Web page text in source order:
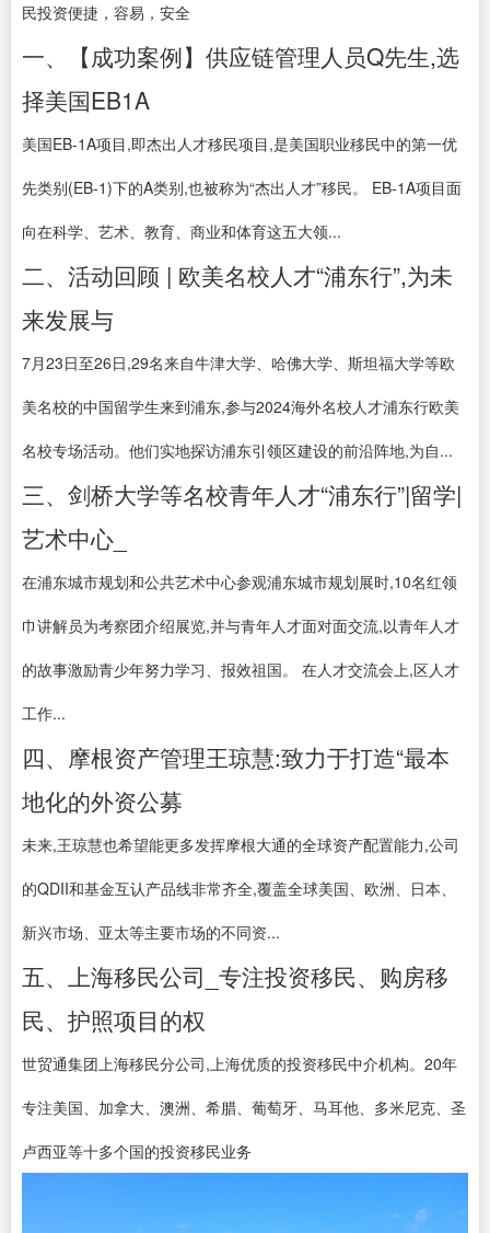
民投资便捷，容易，安全
一、【成功案例】供应链管理人员Q先生,选
择美国EB1A
美国EB-1A项目,即杰出人才移民项目,是美国职业移民中的第一优
先类别(EB-1)下的A类别,也被称为“杰出人才”移民。 EB-1A项目面
向在科学、艺术、教育、商业和体育这五大领...
二、活动回顾 | 欧美名校人才“浦东行”,为未
来发展与
7月23日至26日,29名来自牛津大学、哈佛大学、斯坦福大学等欧
美名校的中国留学生来到浦东,参与2024海外名校人才浦东行欧美
名校专场活动。他们实地探访浦东引领区建设的前沿阵地,为自...
三、剑桥大学等名校青年人才“浦东行”|留学|
艺术中心_
在浦东城市规划和公共艺术中心参观浦东城市规划展时,10名红领
巾讲解员为考察团介绍展览,并与青年人才面对面交流,以青年人才
的故事激励青少年努力学习、报效祖国。 在人才交流会上,区人才
工作...
四、摩根资产管理王琼慧:致力于打造“最本
地化的外资公募
未来,王琼慧也希望能更多发挥摩根大通的全球资产配置能力,公司
的QDII和基金互认产品线非常齐全,覆盖全球美国、欧洲、日本、
新兴市场、亚太等主要市场的不同资...
五、上海移民公司_专注投资移民、购房移
民、护照项目的权
世贸通集团上海移民分公司,上海优质的投资移民中介机构。20年
专注美国、加拿大、澳洲、希腊、葡萄牙、马耳他、多米尼克、圣
卢西亚等十多个国的投资移民业务